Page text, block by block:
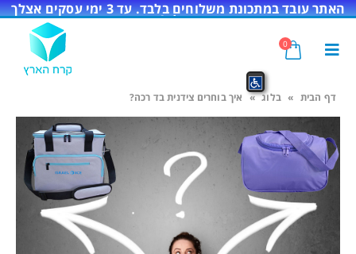
האתר עובד במתכונת משלוחים בלבד. עד 3 ימי עסקים אצלך
בדלת!
0
דף הבית » בלוג » איך בוחרים צידנית בד רכה?